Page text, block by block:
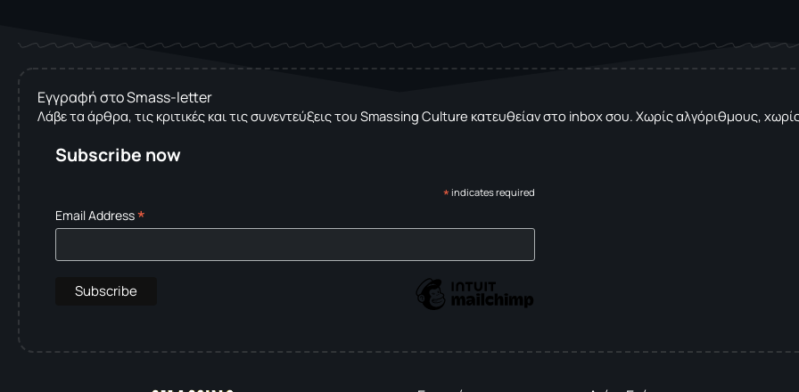
Εγγραφή στο Smass-letter
Λάβε τα άρθρα, τις κριτικές και τις συνεντεύξεις του Smassing Culture κατευθείαν στο inbox σου. Χωρίς αλγόριθμους,
Subscribe now
* indicates required
Email Address*